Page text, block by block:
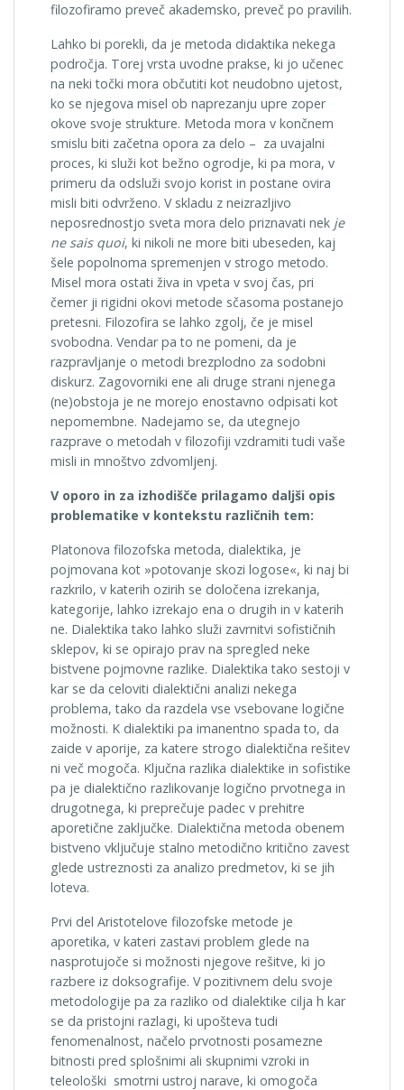
filozofiramo preveč akademsko, preveč po pravilih.
Lahko bi porekli, da je metoda didaktika nekega
področja. Torej vrsta uvodne prakse, ki jo učenec
na neki točki mora občutiti kot neudobno ujetost,
ko se njegova misel ob naprezanju upre zoper
okove svoje strukture. Metoda mora v končnem
smislu biti začetna opora za delo – za uvajalni
proces, ki služi kot bežno ogrodje, ki pa mora, v
primeru da odsluži svojo korist in postane ovira
misli biti odvrženo. V skladu z neizrazljivo
neposrednostjo sveta mora delo priznavati nek je
ne sais quoi, ki nikoli ne more biti ubeseden, kaj
šele popolnoma spremenjen v strogo metodo.
Misel mora ostati živa in vpeta v svoj čas, pri
čemer ji rigidni okovi metode sčasoma postanejo
pretesni. Filozofira se lahko zgolj, če je misel
svobodna. Vendar pa to ne pomeni, da je
razpravljanje o metodi brezplodno za sodobni
diskurz. Zagovorniki ene ali druge strani njenega
(ne)obstoja je ne morejo enostavno odpisati kot
nepomembne. Nadejamo se, da utegnejo
razprave o metodah v filozofiji vzdramiti tudi vaše
misli in mnoštvo zdvomljenj.
V oporo in za izhodišče prilagamo daljši opis
problematike v kontekstu različnih tem:
Platonova filozofska metoda, dialektika, je
pojmovana kot »potovanje skozi logose«, ki naj bi
razkrilo, v katerih ozirih se določena izrekanja,
kategorije, lahko izrekajo ena o drugih in v katerih
ne. Dialektika tako lahko služi zavrnitvi sofističnih
sklepov, ki se opirajo prav na spregled neke
bistvene pojmovne razlike. Dialektika tako sestoji v
kar se da celoviti dialektični analizi nekega
problema, tako da razdela vse vsebovane logične
možnosti. K dialektiki pa imanentno spada to, da
zaide v aporije, za katere strogo dialektična rešitev
ni več mogoča. Ključna razlika dialektike in sofistike
pa je dialektično razlikovanje logično prvotnega in
drugotnega, ki preprečuje padec v prehitre
aporetične zaključke. Dialektična metoda obenem
bistveno vključuje stalno metodično kritično zavest
glede ustreznosti za analizo predmetov, ki se jih
loteva.
Prvi del Aristotelove filozofske metode je
aporetika, v kateri zastavi problem glede na
nasprotujoče si možnosti njegove rešitve, ki jo
razbere iz doksografije. V pozitivnem delu svoje
metodologije pa za razliko od dialektike cilja h kar
se da pristojni razlagi, ki upošteva tudi
fenomenalnost, načelo prvotnosti posamezne
bitnosti pred splošnimi ali skupnimi vzroki in
teleološki smotrni ustroj narave, ki omogoča